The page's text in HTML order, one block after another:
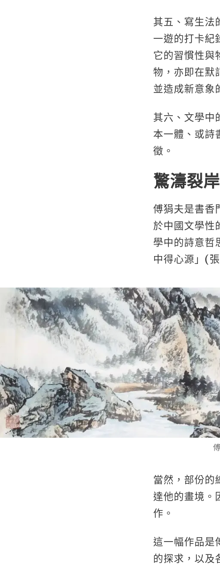
其五、寫生法
一遊的打卡紀
它的習慣性與
物，亦即在默
並造成新意象
其六、文學中
本一體、或詩
徵。
驚濤裂
傅狷夫是書香
於中國文學性
學中的詩意哲
中得心源」(
當然，部份的
達他的畫境。
作。
這一幅作品是
的探求，以及